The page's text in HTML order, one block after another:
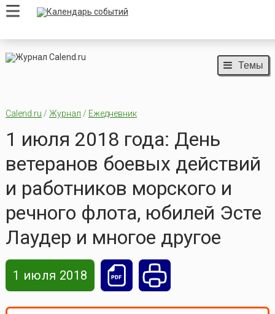
Темы
Calend.ru / Журнал / Ежедневник
1 июля 2018 года: День
ветеранов боевых действий
и работников морского и
речного флота, юбилей Эсте
Лаудер и многое другое
1 июля 2018